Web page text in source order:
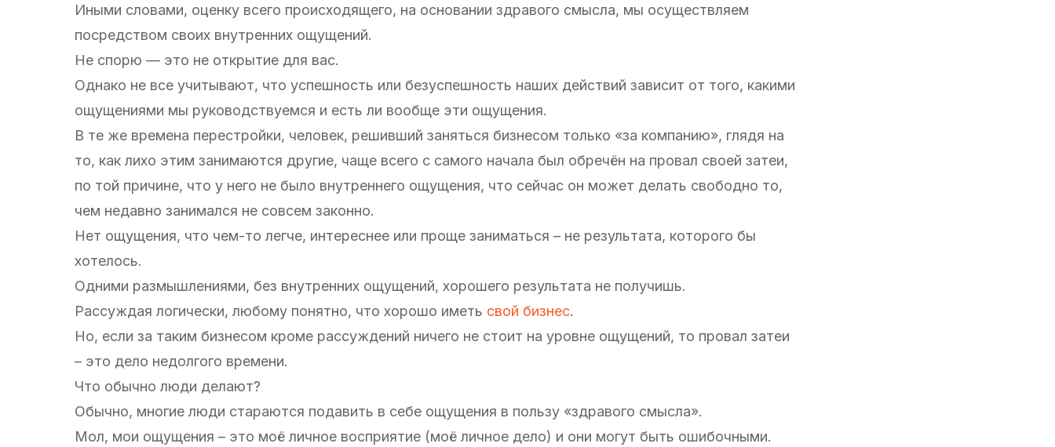
Иными словами, оценку всего происходящего, на основании здравого смысла, мы осуществляем
посредством своих внутренних ощущений.
Не спорю — это не открытие для вас.
Однако не все учитывают, что успешность или безуспешность наших действий зависит от того, какими
ощущениями мы руководствуемся и есть ли вообще эти ощущения.
В те же времена перестройки, человек, решивший заняться бизнесом только «за компанию», глядя на
то, как лихо этим занимаются другие, чаще всего с самого начала был обречён на провал своей затеи,
по той причине, что у него не было внутреннего ощущения, что сейчас он может делать свободно то,
чем недавно занимался не совсем законно.
Нет ощущения, что чем-то легче, интереснее или проще заниматься – не результата, которого бы
хотелось.
Одними размышлениями, без внутренних ощущений, хорошего результата не получишь.
Рассуждая логически, любому понятно, что хорошо иметь свой бизнес.
Но, если за таким бизнесом кроме рассуждений ничего не стоит на уровне ощущений, то провал затеи
– это дело недолгого времени.
Что обычно люди делают?
Обычно, многие люди стараются подавить в себе ощущения в пользу «здравого смысла».
Мол, мои ощущения – это моё личное восприятие (моё личное дело) и они могут быть ошибочными.